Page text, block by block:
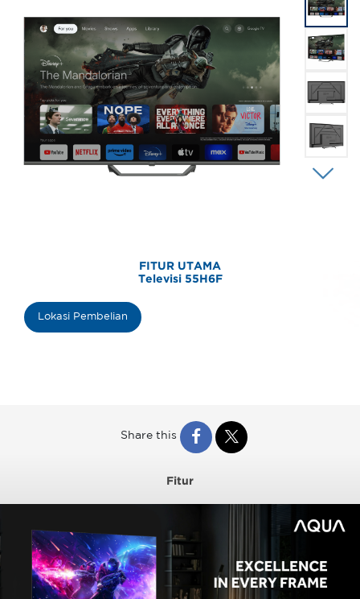
FITUR UTAMA
Televisi 55H6F
Lokasi Pembelian
Fitur
Share this